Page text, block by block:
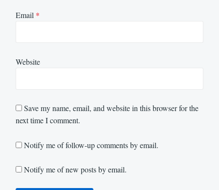
Email *
Website
Save my name, email, and website in this browser for the
next time I comment.
Notify me of follow-up comments by email.
Notify me of new posts by email.